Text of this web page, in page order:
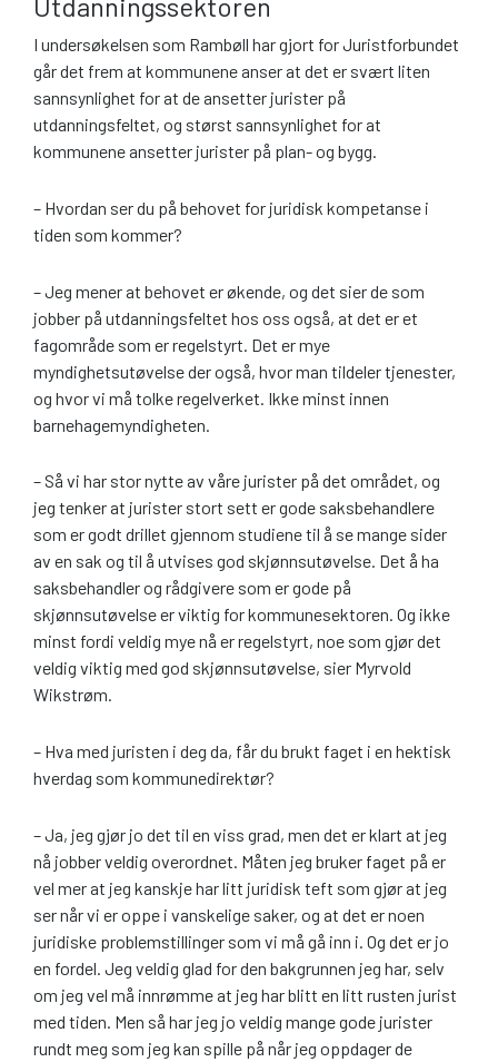
I undersøkelsen som Rambøll har gjort for Juristforbundet
går det frem at kommunene anser at det er svært liten
sannsynlighet for at de ansetter jurister på
utdanningsfeltet, og størst sannsynlighet for at
kommunene ansetter jurister på plan- og bygg.
– Hvordan ser du på behovet for juridisk kompetanse i
tiden som kommer?
– Jeg mener at behovet er økende, og det sier de som
jobber på utdanningsfeltet hos oss også, at det er et
fagområde som er regelstyrt. Det er mye
myndighetsutøvelse der også, hvor man tildeler tjenester,
og hvor vi må tolke regelverket. Ikke minst innen
barnehagemyndigheten.
– Så vi har stor nytte av våre jurister på det området, og
jeg tenker at jurister stort sett er gode saksbehandlere
som er godt drillet gjennom studiene til å se mange sider
av en sak og til å utvises god skjønnsutøvelse. Det å ha
saksbehandler og rådgivere som er gode på
skjønnsutøvelse er viktig for kommunesektoren. Og ikke
minst fordi veldig mye nå er regelstyrt, noe som gjør det
veldig viktig med god skjønnsutøvelse, sier Myrvold
Wikstrøm.
– Hva med juristen i deg da, får du brukt faget i en hektisk
hverdag som kommunedirektør?
– Ja, jeg gjør jo det til en viss grad, men det er klart at jeg
nå jobber veldig overordnet. Måten jeg bruker faget på er
vel mer at jeg kanskje har litt juridisk teft som gjør at jeg
ser når vi er oppe i vanskelige saker, og at det er noen
juridiske problemstillinger som vi må gå inn i. Og det er jo
en fordel. Jeg veldig glad for den bakgrunnen jeg har, selv
om jeg vel må innrømme at jeg har blitt en litt rusten jurist
med tiden. Men så har jeg jo veldig mange gode jurister
rundt meg som jeg kan spille på når jeg oppdager de